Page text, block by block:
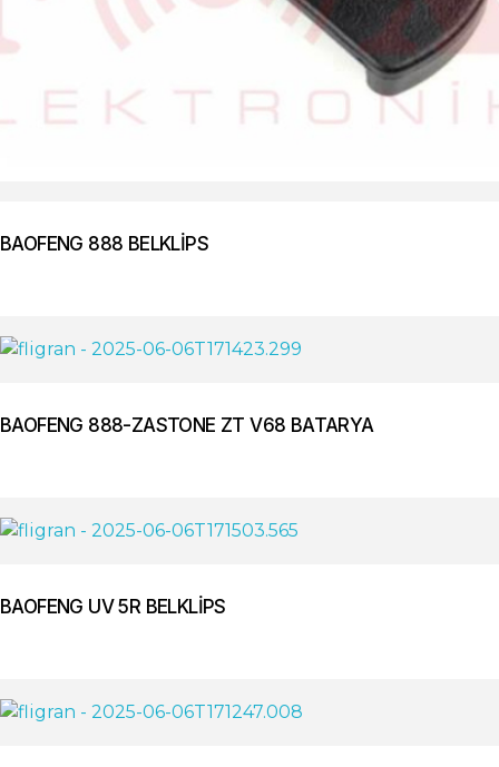
BAOFENG 888 BELKLİPS
BAOFENG 888-ZASTONE ZT V68 BATARYA
BAOFENG UV 5R BELKLİPS